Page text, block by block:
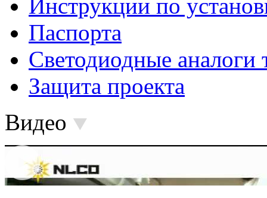
Инструкции по
Паспорта
Светодиодные аналоги
Защита проекта
Видео